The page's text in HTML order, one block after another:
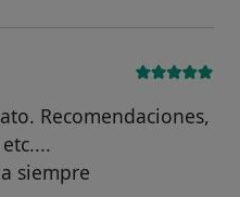
Recomendaciones,
siempre